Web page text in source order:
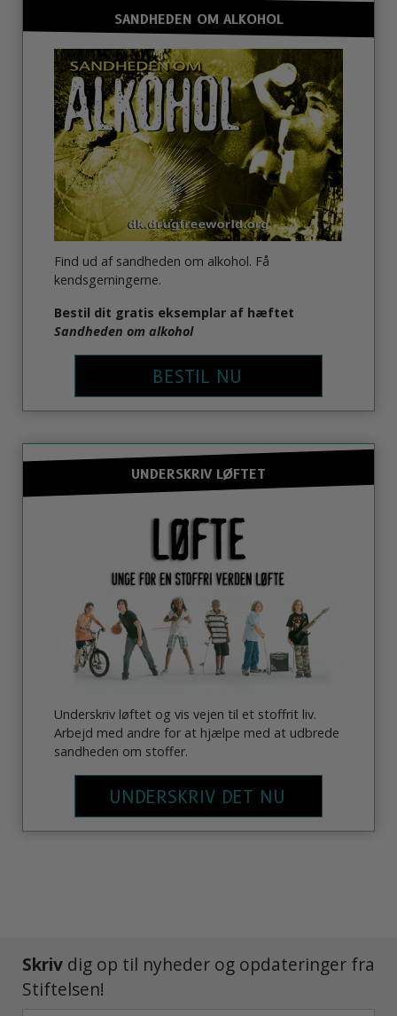
SANDHEDEN OM ALKOHOL
Find ud af sandheden om alkohol. Få
kendsgerningerne.
Bestil dit gratis eksemplar af hæftet
Sandheden om alkohol
BESTIL NU
UNDERSKRIV LØFTET
Underskriv løftet og vis vejen til et stoffrit liv.
Arbejd med andre for at hjælpe med at udbrede
sandheden om stoffer.
UNDERSKRIV DET NU
Skriv dig op til nyheder og opdateringer fra
Stiftelsen!